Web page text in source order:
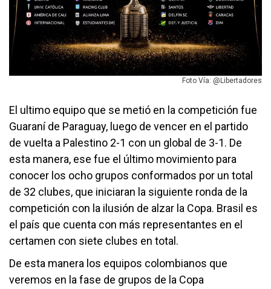
Foto Vía: @Libertadores
El ultimo equipo que se metió en la competición fue
Guaraní de Paraguay, luego de vencer en el partido
de vuelta a Palestino 2-1 con un global de 3-1. De
esta manera, ese fue el último movimiento para
conocer los ocho grupos conformados por un total
de 32 clubes, que iniciaran la siguiente ronda de la
competición con la ilusión de alzar la Copa. Brasil es
el país que cuenta con más representantes en el
certamen con siete clubes en total.
De esta manera los equipos colombianos que
veremos en la fase de grupos de la Copa